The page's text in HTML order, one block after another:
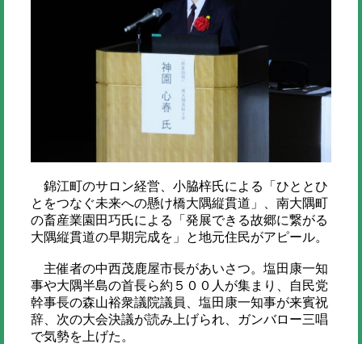
錦江町のサロン経営、小脇梓氏による「ひととひ
とをつなぐ未来への懸け橋大隅縦貫道」、南大隅町
の畜産業園田巧氏による「発展できる故郷に繋がる
大隅縦貫道の早期完成を」と地元住民がアピール。
主催者の中西茂鹿屋市長があいさつ。塩田康一知
事や大隅半島の首長ら約５００人が集まり、自民党
幹事長の森山裕衆議院議員、塩田康一知事が来賓祝
辞、次の大会決議が読み上げられ、ガンバロー三唱
で気勢を上げた。